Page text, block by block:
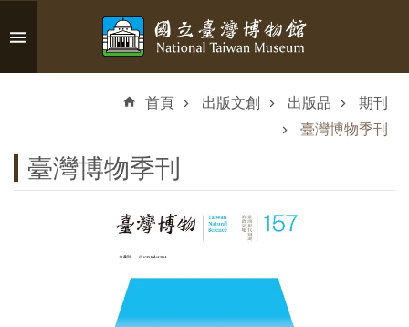
跳到主要內容區塊
首頁 出版文創 出版品
期刊
臺灣博物季刊
臺灣博物季刊